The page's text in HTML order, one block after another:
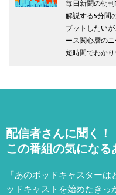
毎日新聞の朝
解説する5分間
プットしたい
ース関心層の
短時間でわかり
配信者さんに聞く！
この番組の気になる
「あのポッドキャスター
ッドキャストを始めたきっ